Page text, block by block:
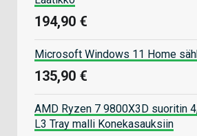
194,90 €
Microsoft Windows 11 Home
135,90 €
AMD Ryzen 7 9800X3D suoritin
L3 Tray malli Konekasauksiin